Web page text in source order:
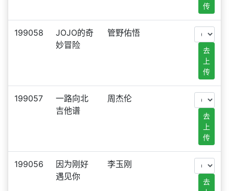
传
199058
JOJO的奇
妙冒险
管野佑悟
去
上
传
199057
一路向北
吉他谱
周杰伦
去
上
传
199056
因为刚好
遇见你
李玉刚
去